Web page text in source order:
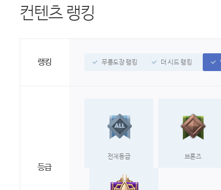
컨텐츠 랭킹
랭킹 무릉도장 랭킹 더 시드 랭킹
등급
전체등급 브론즈